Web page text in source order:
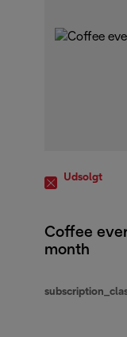
Udsolgt
Coffee
month